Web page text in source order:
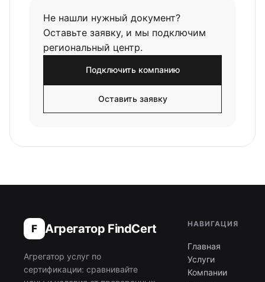
Не нашли нужный документ?
Оставьте заявку, и мы подключим
региональный центр.
Подключить компанию
Оставить заявку
F Агрегатор FindCert
Агрегатор услуг по
сертификации: сравнивайте
НАВИГАЦИЯ
Главная
Услуги
Компании